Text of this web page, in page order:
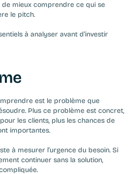
mieux comprendre ce qui se
le pitch.
à analyser avant d’investir
est le problème que
Plus ce problème est concret,
les clients, plus les chances de
importantes.
à mesurer l’urgence du besoin. Si
continuer sans la solution,